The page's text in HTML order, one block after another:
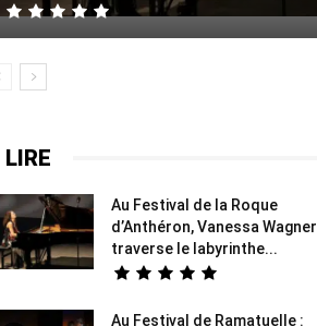
Au Festival de la Roque
d’Anthéron, Vanessa Wagner
traverse le labyrinthe...
Au Festival de Ramatuelle :